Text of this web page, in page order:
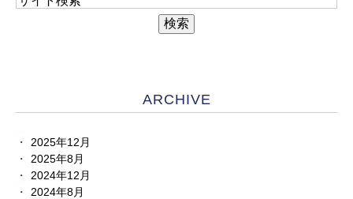
ARCHIVE
2025年12月
2025年8月
2024年12月
2024年8月